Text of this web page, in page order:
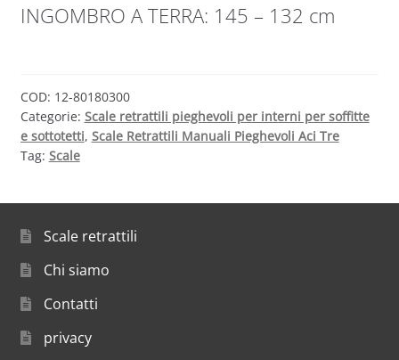
INGOMBRO A TERRA: 145 – 132 cm
COD: 12-80180300
Categorie: Scale retrattili pieghevoli per interni per soffitte
e sottotetti, Scale Retrattili Manuali Pieghevoli Aci Tre
Tag: Scale
Scale retrattili
Chi siamo
Contatti
privacy